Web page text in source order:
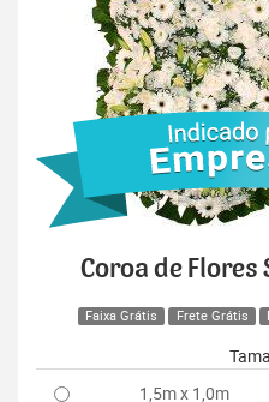
Coroa de
Faixa Grátis Frete Grátis
1,5m x 1,0m